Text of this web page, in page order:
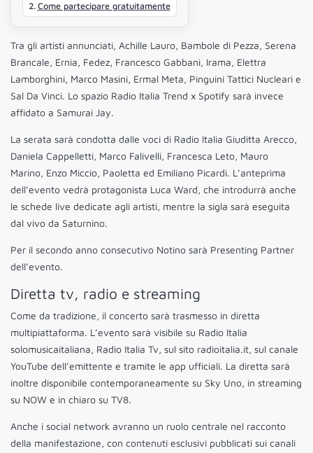
Come partecipare gratuitamente
Tra gli artisti annunciati, Achille Lauro, Bambole di Pezza, Serena
Brancale, Ernia, Fedez, Francesco Gabbani, Irama, Elettra
Lamborghini, Marco Masini, Ermal Meta, Pinguini Tattici Nucleari e
Sal Da Vinci. Lo spazio Radio Italia Trend x Spotify sarà invece
affidato a Samurai Jay.
La serata sarà condotta dalle voci di Radio Italia Giuditta Arecco,
Daniela Cappelletti, Marco Falivelli, Francesca Leto, Mauro
Marino, Enzo Miccio, Paoletta ed Emiliano Picardi. L’anteprima
dell’evento vedrà protagonista Luca Ward, che introdurrà anche
le schede live dedicate agli artisti, mentre la sigla sarà eseguita
dal vivo da Saturnino.
Per il secondo anno consecutivo Notino sarà Presenting Partner
dell’evento.
Diretta tv, radio e streaming
Come da tradizione, il concerto sarà trasmesso in diretta
multipiattaforma. L’evento sarà visibile su Radio Italia
solomusicaitaliana, Radio Italia Tv, sul sito radioitalia.it, sul canale
YouTube dell’emittente e tramite le app ufficiali. La diretta sarà
inoltre disponibile contemporaneamente su Sky Uno, in streaming
su NOW e in chiaro su TV8.
Anche i social network avranno un ruolo centrale nel racconto
della manifestazione, con contenuti esclusivi pubblicati sui canali